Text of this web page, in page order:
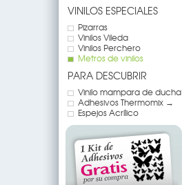
VINILOS ESPECIALES
Pizarras
Vinilos Vileda
Vinilos Perchero
Metros de vinilos
PARA DESCUBRIR
Vinilo mampara de ducha
Adhesivos Thermomix →
Espejos Acrílico